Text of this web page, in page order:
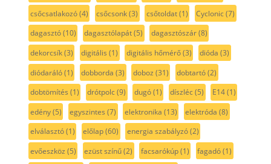
csőcsatlakozó(4) csőcsonk(3) csőtoldat(1) Cyclonic(7)
dagasztó(10) dagasztólapát(5) dagasztószár(8)
dekorcsík(3) digitális (1) digitális hőmérő(3) dióda (3)
diódaráló(1) dobborda (3) doboz (31) dobtartó(2)
dobtömítés (1) drótpolc(9) dugó(1) díszléc(5) E14(1)
edény(5) egyszintes (7) elektronika (13) elektróda (8)
elválasztó(1) előlap(60) energia szabályzó(2)
evőeszköz (5) ezüst színű(2) facsarókúp(1) fagadó(1)